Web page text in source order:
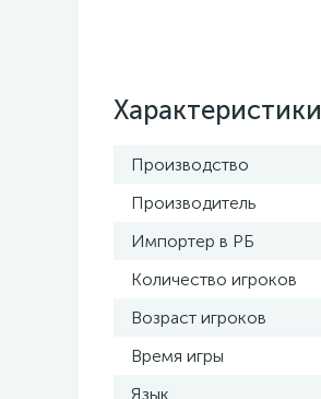
Характеристики
Производство
Производитель
Импортер в РБ
Количество игроков
Возраст игроков
Время игры
Язык